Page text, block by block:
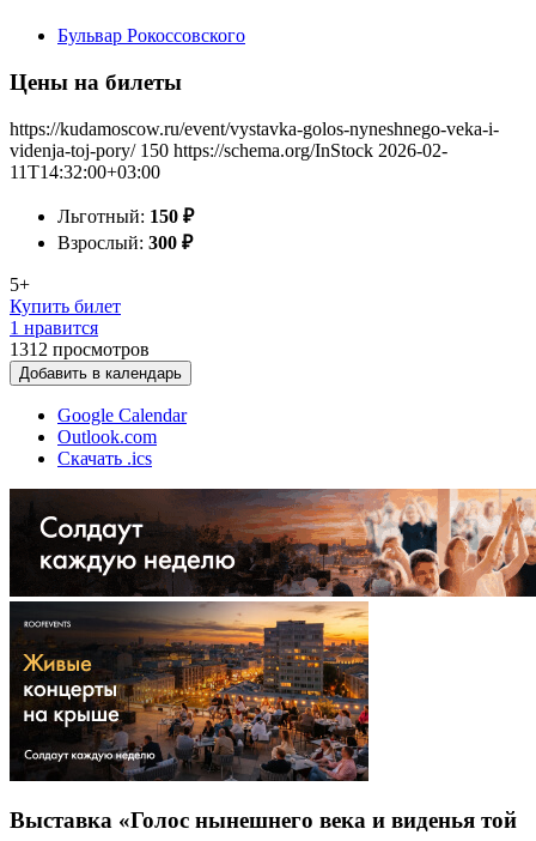
Бульвар Рокоссовского
Цены на билеты
https://kudamoscow.ru/event/vystavka-golos-nyneshnego-veka-i-
videnja-toj-pory/ 150 https://schema.org/InStock 2026-02-
11T14:32:00+03:00
Льготный: 150 ₽
Взрослый: 300 ₽
5+
Купить билет
1 нравится
1312 просмотров
Добавить в календарь
Google Calendar
Outlook.com
Скачать .ics
Выставка «Голос нынешнего века и виденья той